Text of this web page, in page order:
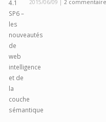
2015/06/09 | 2